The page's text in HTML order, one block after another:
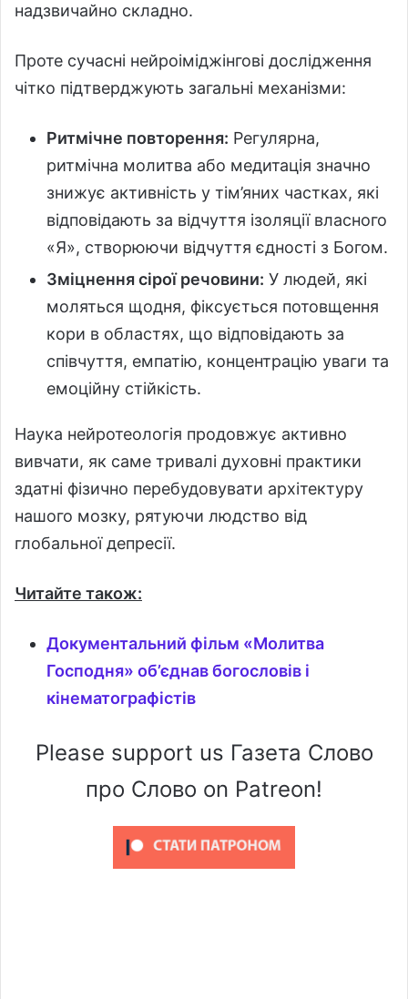
надзвичайно складно.
Проте сучасні нейроіміджінгові дослідження
чітко підтверджують загальні механізми:
Ритмічне повторення: Регулярна,
ритмічна молитва або медитація значно
знижує активність у тім’яних частках, які
відповідають за відчуття ізоляції власного
«Я», створюючи відчуття єдності з Богом.
Зміцнення сірої речовини: У людей, які
моляться щодня, фіксується потовщення
кори в областях, що відповідають за
співчуття, емпатію, концентрацію уваги та
емоційну стійкість.
Наука нейротеологія продовжує активно
вивчати, як саме тривалі духовні практики
здатні фізично перебудовувати архітектуру
нашого мозку, рятуючи людство від
глобальної депресії.
Читайте також:
Документальний фільм «Молитва
Господня» об’єднав богословів і
кінематографістів
Please support us Газета Слово
про Слово on Patreon!